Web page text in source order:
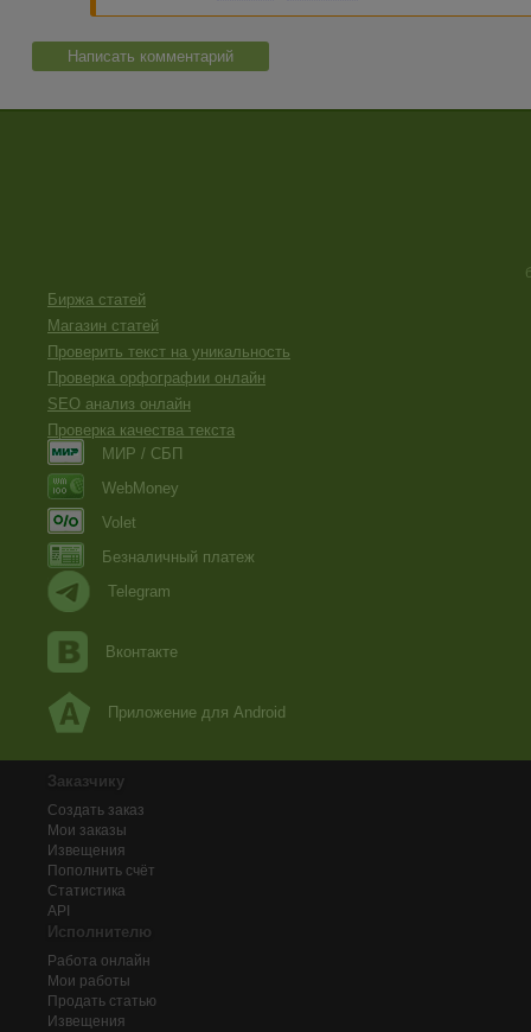
Написать комментарий
Биржа статей
Магазин статей
Проверить текст на уникальность
Проверка орфографии онлайн
SEO анализ онлайн
Проверка качества текста
МИР / СБП
WebMoney
Volet
Безналичный платеж
Telegram
Вконтакте
Приложение для Android
Заказчику
Создать заказ
Мои заказы
Извещения
Пополнить счёт
Статистика
API
Исполнителю
Работа онлайн
Мои работы
Продать статью
Извещения